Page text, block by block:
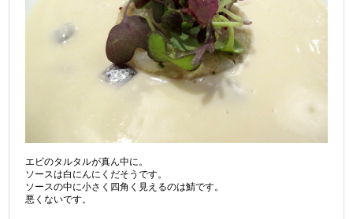
エビのタルタルが真ん中に。
ソースは白にんにくだそうです。
ソースの中に小さく四角く見えるのは鯖です。
悪くないです。